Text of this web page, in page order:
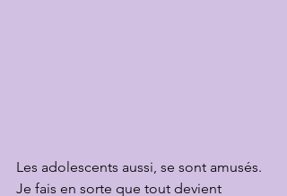
Les adolescents aussi, se sont amusés.
Je fais en sorte que tout devient